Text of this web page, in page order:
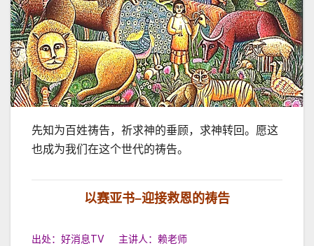
先知为百姓祷告，祈求神的垂顾，求神转回。愿这
也成为我们在这个世代的祷告。
以赛亚书–迎接救恩的祷告
出处：好消息TV 主讲人：赖老师